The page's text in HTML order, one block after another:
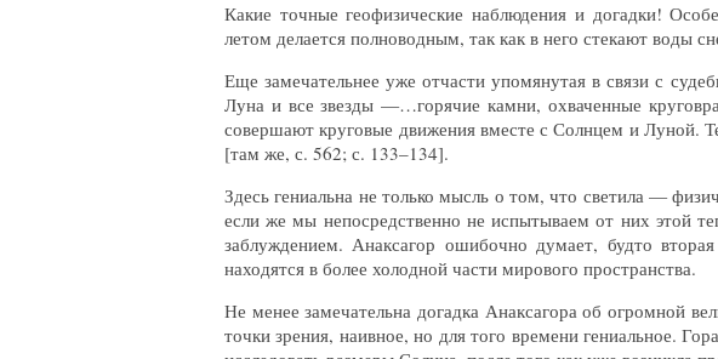
Какие точные геофизические наблюдения и догадки!
летом делается полноводным, так как в него стекают воды
Еще замечательнее уже отчасти упомянутая в связи с
Луна и все звезды —…горячие камни, охваченные
совершают круговые движения вместе с Солнцем и Луной.
[там же, с. 562; с. 133–134].
Здесь гениальна не только мысль о том, что светила —
если же мы непосредственно не испытываем от них этой
заблуждением. Анаксагор ошибочно думает, будто
находятся в более холодной части мирового пространства.
Не менее замечательна догадка Анаксагора об огромной
точки зрения, наивное, но для того времени гениальное.